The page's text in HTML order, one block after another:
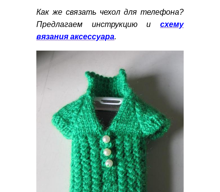
Как же связать чехол для телефона?
Предлагаем инструкцию и схему
вязания аксессуара.